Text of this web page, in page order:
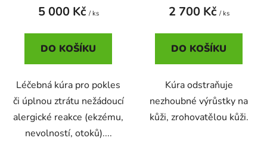
5 000 Kč / ks
DO KOŠÍKU
Léčebná kúra pro pokles
či úplnou ztrátu nežádoucí
alergické reakce (ekzému,
nevolností, otoků)....
2 700 Kč / ks
DO KOŠÍKU
Kúra odstraňuje
nezhoubné výrůstky na
kůži, zrohovatělou kůži.